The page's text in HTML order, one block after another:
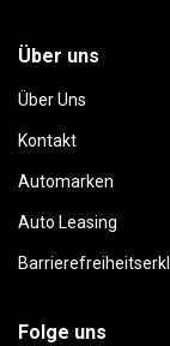
Über uns
Über Uns
Kontakt
Automarken
Auto Leasing
Folge uns